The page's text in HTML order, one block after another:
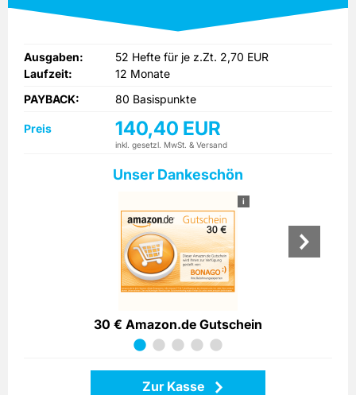
verlängert. Bleiben Sie up to date mit einem Halbjahres-
Ausgaben:
52 Hefte für je z.Zt. 2,70 EUR
Laufzeit:
12 Monate
PAYBACK:
80 Basispunkte
Preis 140,40 EUR
inkl. gesetzl. MwSt. & Versand
Unser Dankeschön
i
30 € Amazon.de Gutschein
Zur Kasse